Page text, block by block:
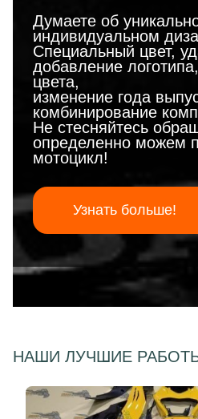
Думаете об
индивидуальном
Специальный цвет,
добавление
цвета,
изменение года
комбинирование
Не стесняйтесь
определенно можем
мотоцикл!
Узнать больше!
НАШИ ЛУЧШИЕ